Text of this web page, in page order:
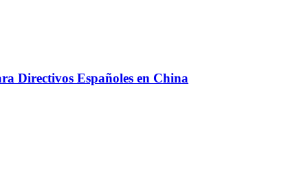
Directivos Españoles en China